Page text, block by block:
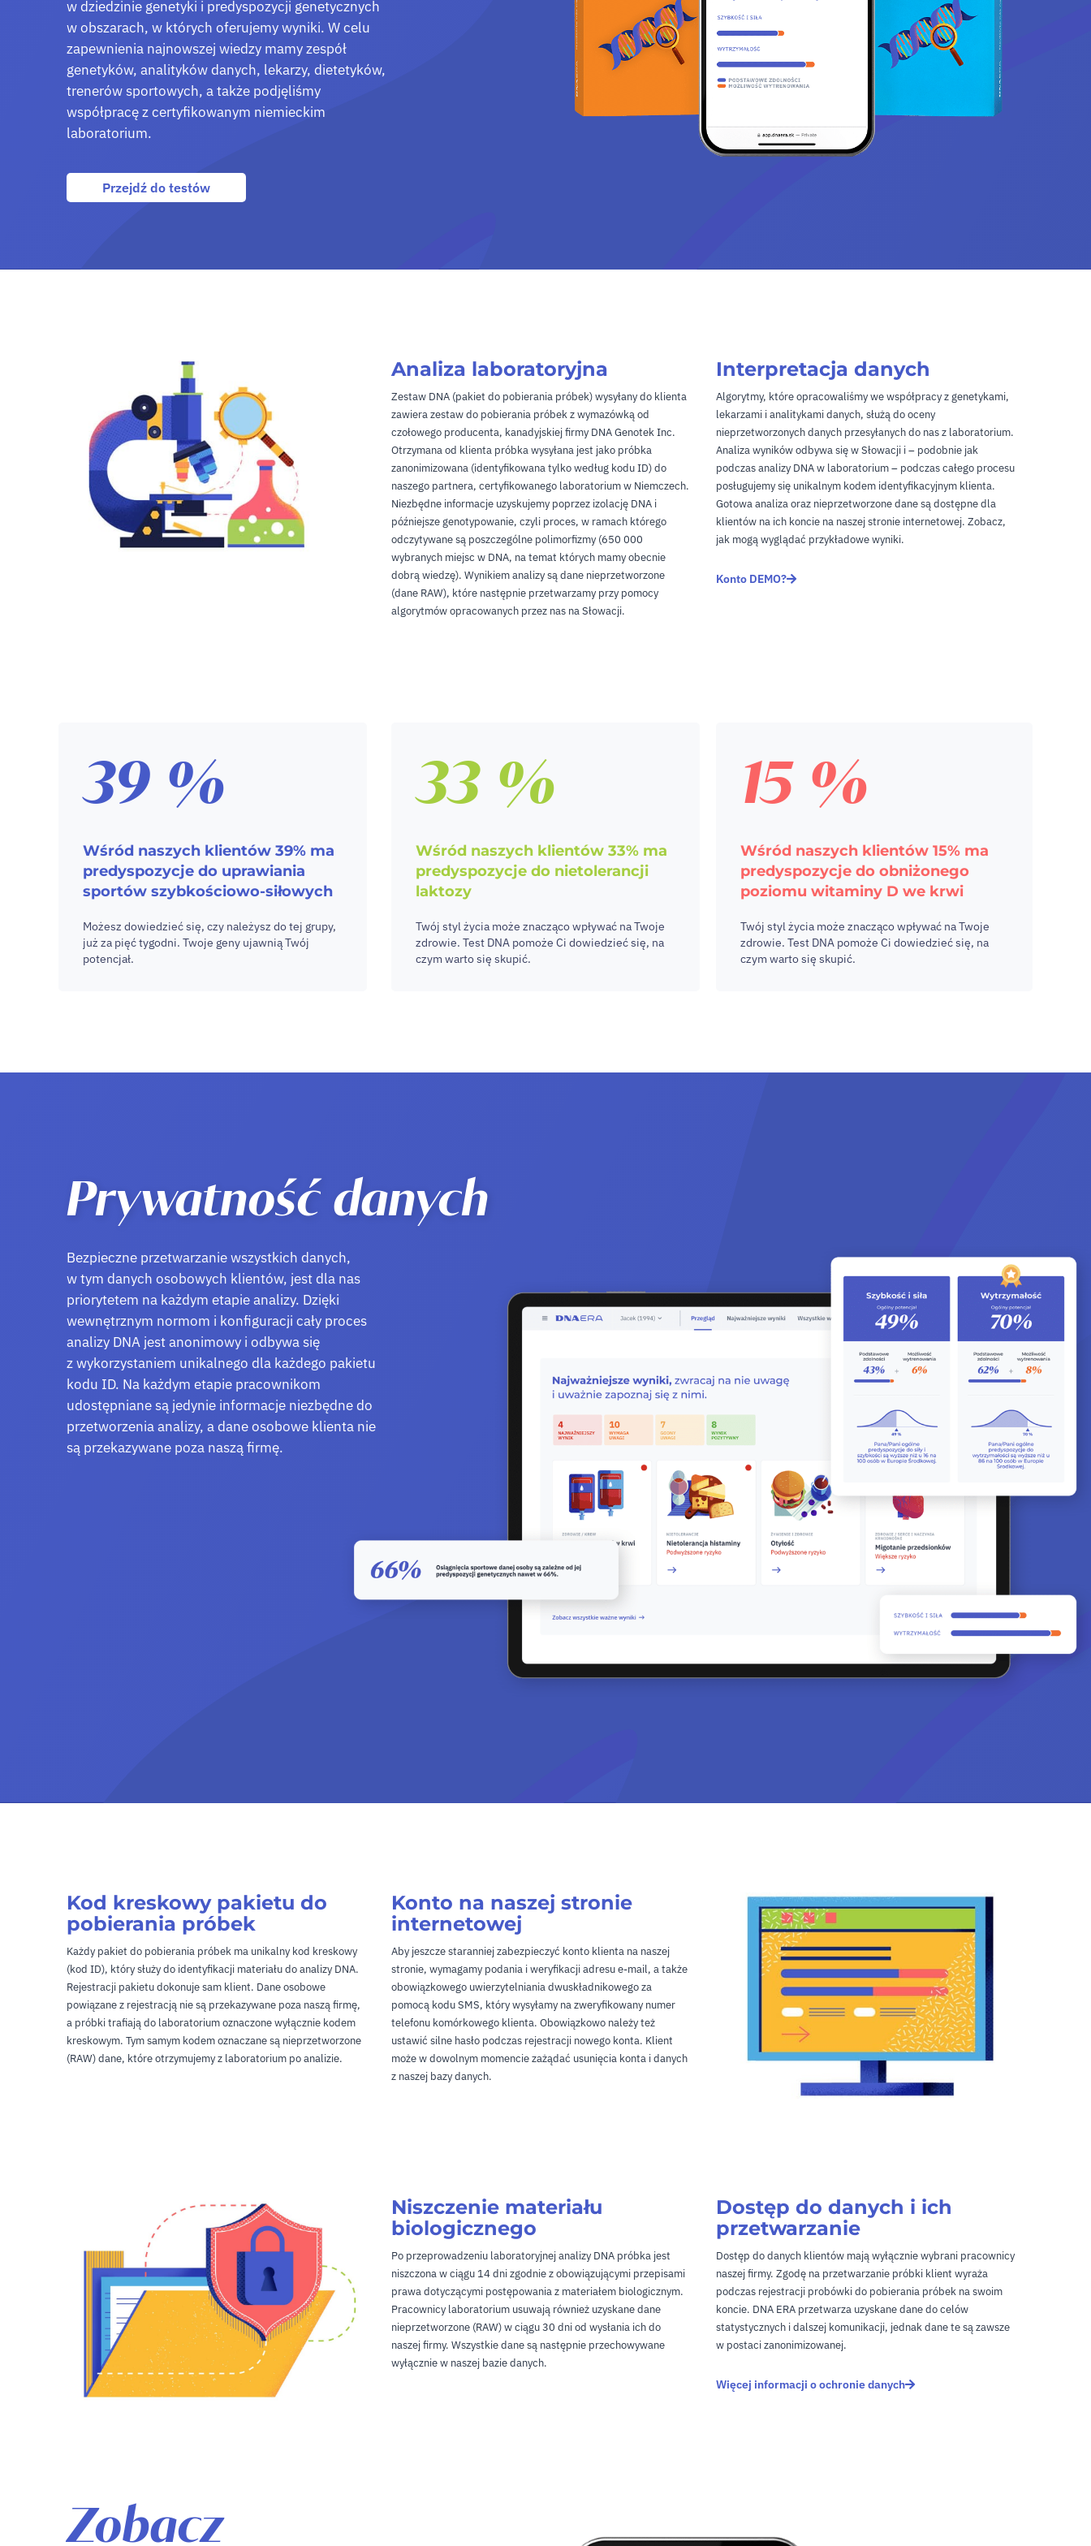
w dziedzinie genetyki i predyspozycji genetycznych
w obszarach, w których oferujemy wyniki. W celu
zapewnienia najnowszej wiedzy mamy zespół
genetyków, analityków danych, lekarzy, dietetyków,
trenerów sportowych, a także podjęliśmy
współpracę z certyfikowanym niemieckim
laboratorium.
Przejdź do testów
Analiza laboratoryjna
Zestaw DNA (pakiet do pobierania próbek) wysyłany do klienta
zawiera zestaw do pobierania próbek z wymazówką od
czołowego producenta, kanadyjskiej firmy DNA Genotek Inc.
Otrzymana od klienta próbka wysyłana jest jako próbka
zanonimizowana (identyfikowana tylko według kodu ID) do
naszego partnera, certyfikowanego laboratorium w Niemczech.
Niezbędne informacje uzyskujemy poprzez izolację DNA i
późniejsze genotypowanie, czyli proces, w ramach którego
odczytywane są poszczególne polimorfizmy (650 000
wybranych miejsc w DNA, na temat których mamy obecnie
dobrą wiedzę). Wynikiem analizy są dane nieprzetworzone
(dane RAW), które następnie przetwarzamy przy pomocy
algorytmów opracowanych przez nas na Słowacji.
Interpretacja danych
Algorytmy, które opracowaliśmy we współpracy z genetykami,
lekarzami i analitykami danych, służą do oceny
nieprzetworzonych danych przesyłanych do nas z laboratorium.
Analiza wyników odbywa się w Słowacji i – podobnie jak
podczas analizy DNA w laboratorium – podczas całego procesu
posługujemy się unikalnym kodem identyfikacyjnym klienta.
Gotowa analiza oraz nieprzetworzone dane są dostępne dla
klientów na ich koncie na naszej stronie internetowej. Zobacz,
jak mogą wyglądać przykładowe wyniki.
Konto DEMO?
39 %
Wśród naszych klientów 39% ma
predyspozycje do uprawiania
sportów szybkościowo-siłowych
Możesz dowiedzieć się, czy należysz do tej grupy,
już za pięć tygodni. Twoje geny ujawnią Twój
potencjał.
33 %
Wśród naszych klientów 33% ma
predyspozycje do nietolerancji
laktozy
Twój styl życia może znacząco wpływać na Twoje
zdrowie. Test DNA pomoże Ci dowiedzieć się, na
czym warto się skupić.
15 %
Wśród naszych klientów 15% ma
predyspozycje do obniżonego
poziomu witaminy D we krwi
Twój styl życia może znacząco wpływać na Twoje
zdrowie. Test DNA pomoże Ci dowiedzieć się, na
czym warto się skupić.
Prywatność danych
Bezpieczne przetwarzanie wszystkich danych,
w tym danych osobowych klientów, jest dla nas
priorytetem na każdym etapie analizy. Dzięki
wewnętrznym normom i konfiguracji cały proces
analizy DNA jest anonimowy i odbywa się
z wykorzystaniem unikalnego dla każdego pakietu
kodu ID. Na każdym etapie pracownikom
udostępniane są jedynie informacje niezbędne do
przetworzenia analizy, a dane osobowe klienta nie
są przekazywane poza naszą firmę.
Kod kreskowy pakietu do
pobierania próbek
Każdy pakiet do pobierania próbek ma unikalny kod kreskowy
(kod ID), który służy do identyfikacji materiału do analizy DNA.
Rejestracji pakietu dokonuje sam klient. Dane osobowe
powiązane z rejestracją nie są przekazywane poza naszą firmę,
a próbki trafiają do laboratorium oznaczone wyłącznie kodem
kreskowym. Tym samym kodem oznaczane są nieprzetworzone
(RAW) dane, które otrzymujemy z laboratorium po analizie.
Konto na naszej stronie
internetowej
Aby jeszcze staranniej zabezpieczyć konto klienta na naszej
stronie, wymagamy podania i weryfikacji adresu e-mail, a także
obowiązkowego uwierzytelniania dwuskładnikowego za
pomocą kodu SMS, który wysyłamy na zweryfikowany numer
telefonu komórkowego klienta. Obowiązkowo należy też
ustawić silne hasło podczas rejestracji nowego konta. Klient
może w dowolnym momencie zażądać usunięcia konta i danych
z naszej bazy danych.
Niszczenie materiału
biologicznego
Po przeprowadzeniu laboratoryjnej analizy DNA próbka jest
niszczona w ciągu 14 dni zgodnie z obowiązującymi przepisami
prawa dotyczącymi postępowania z materiałem biologicznym.
Pracownicy laboratorium usuwają również uzyskane dane
nieprzetworzone (RAW) w ciągu 30 dni od wysłania ich do
naszej firmy. Wszystkie dane są następnie przechowywane
wyłącznie w naszej bazie danych.
Dostęp do danych i ich
przetwarzanie
Dostęp do danych klientów mają wyłącznie wybrani pracownicy
naszej firmy. Zgodę na przetwarzanie próbki klient wyraża
podczas rejestracji probówki do pobierania próbek na swoim
koncie. DNA ERA przetwarza uzyskane dane do celów
statystycznych i dalszej komunikacji, jednak dane te są zawsze
w postaci zanonimizowanej.
Więcej informacji o ochronie danych
Zobacz